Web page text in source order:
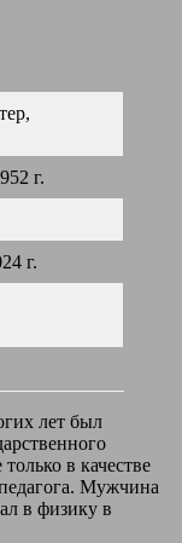
г.
г.
лет был
в качестве
Мужчина
в физику в